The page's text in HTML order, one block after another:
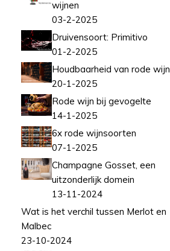
wijnen
03-2-2025
Druivensoort: Primitivo
01-2-2025
Houdbaarheid van rode wijn
20-1-2025
Rode wijn bij gevogelte
14-1-2025
6x rode wijnsoorten
07-1-2025
Champagne Gosset, een
uitzonderlijk domein
13-11-2024
Wat is het verchil tussen Merlot en
Malbec
23-10-2024